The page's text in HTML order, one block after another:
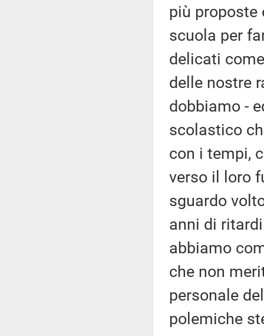
più proposte
scuola per
delicati
delle nostre
dobbiamo -
scolastico
con i tempi,
verso il loro
sguardo
anni di
abbiamo
che non
personale
polemiche